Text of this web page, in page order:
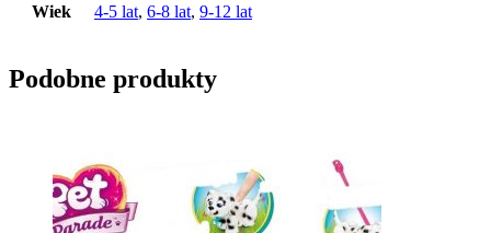
Wiek 4-5 lat, 6-8 lat, 9-12 lat
Podobne produkty